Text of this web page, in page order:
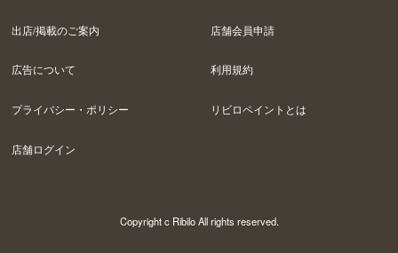
出店/掲載のご案内 店舗会員申請
広告について 利用規約
プライバシー・ポリシー リビロペイントとは
店舗ログイン
Copyright c Ribilo All rights reserved.